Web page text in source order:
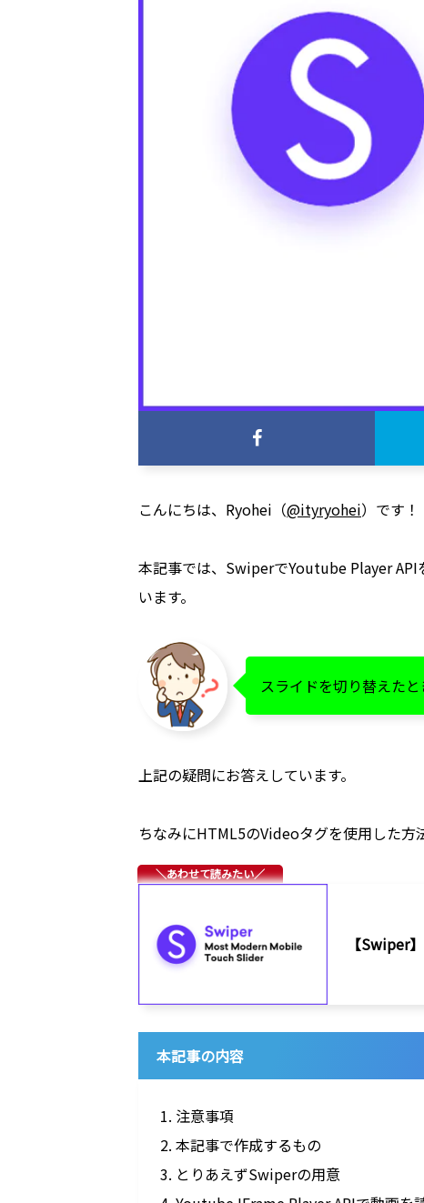
こんにちは、Ryohei（@ityryohei）です！
本記事では、SwiperでYoutube Player API
います。
スライドを切り替えた
上記の疑問にお答えしています。
ちなみにHTML5のVideoタグを使用した方
【Swiper
本記事の内容
1. 注意事項
2. 本記事で作成するもの
3. とりあえずSwiperの用意